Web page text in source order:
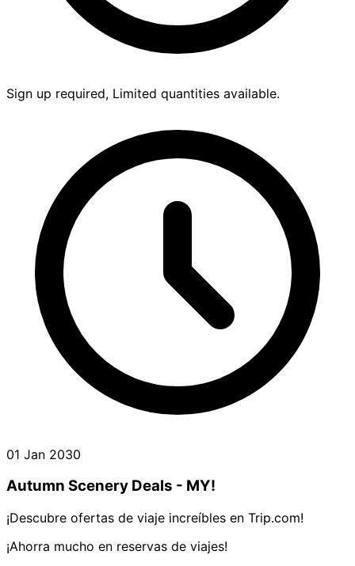
Sign up required, Limited quantities available.
01 Jan 2030
Autumn Scenery Deals - MY!
¡Descubre ofertas de viaje increíbles en Trip.com!
¡Ahorra mucho en reservas de viajes!